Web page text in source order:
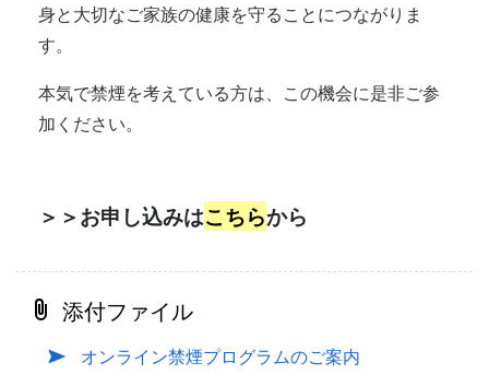
身と大切なご家族の健康を守ることにつながりま
す。
本気で禁煙を考えている方は、この機会に是非ご参
加ください。
＞＞お申し込みはこちらから
添付ファイル
オンライン禁煙プログラムのご案内